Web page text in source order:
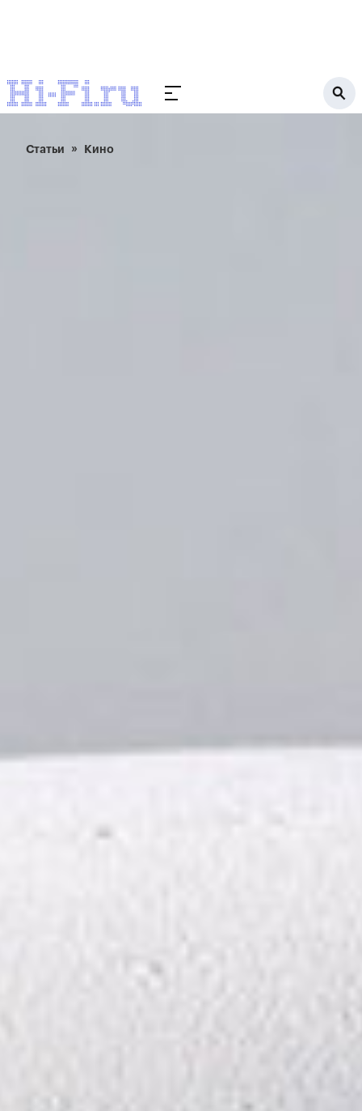
Статьи Кино